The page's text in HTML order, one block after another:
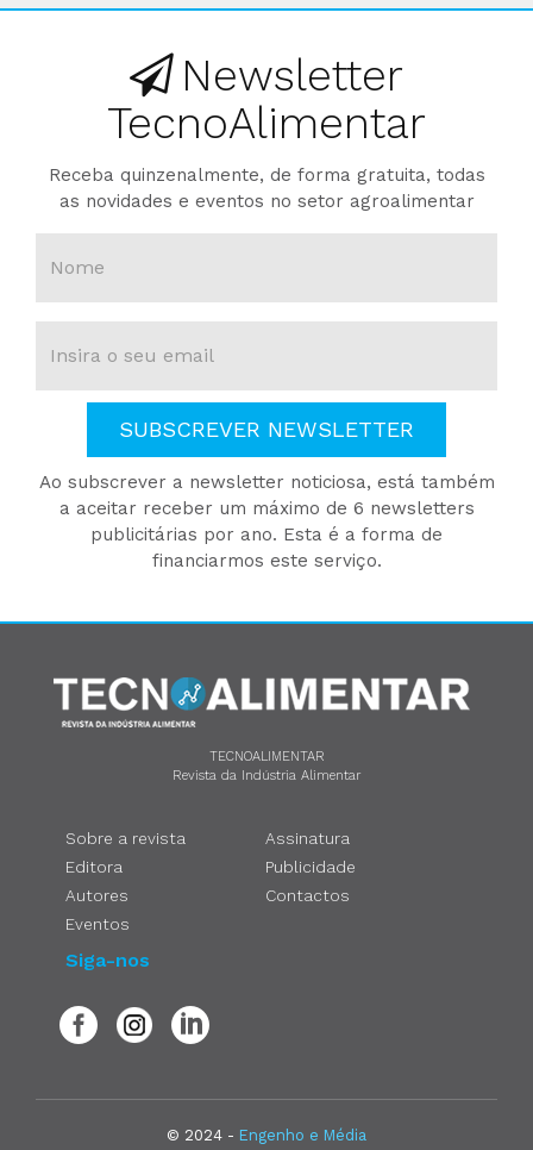
Newsletter
TecnoAlimentar
Receba quinzenalmente, de forma gratuita, todas
as novidades e eventos no setor agroalimentar
SUBSCREVER NEWSLETTER
Ao subscrever a newsletter noticiosa, está também
a aceitar receber um máximo de 6 newsletters
publicitárias por ano. Esta é a forma de
financiarmos este serviço.
TECNOALIMENTAR
Revista da Indústria Alimentar
Sobre a revista
Editora
Autores
Eventos
Assinatura
Publicidade
Contactos
Siga-nos
© 2024 - Engenho e Média